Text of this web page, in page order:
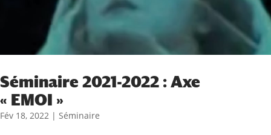
Séminaire 2021-2022 : Axe
« EMOI »
Fév 18, 2022 | Séminaire